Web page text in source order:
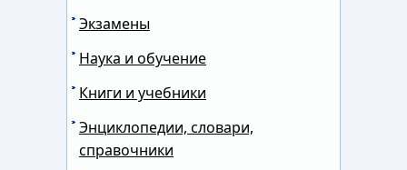
Экзамены
Наука и обучение
Книги и учебники
Энциклопедии, словари,
справочники